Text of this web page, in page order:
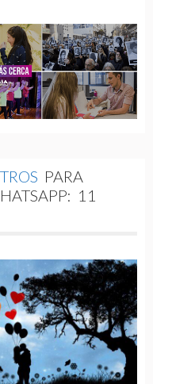
PARA
11